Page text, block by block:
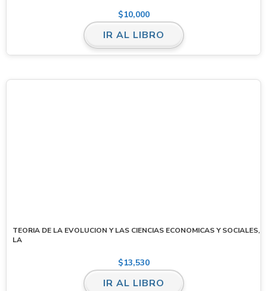
$10,000
IR AL LIBRO
TEORIA DE LA EVOLUCION Y LAS CIENCIAS ECONOMICAS Y SOCIALES,
LA
$13,530
IR AL LIBRO